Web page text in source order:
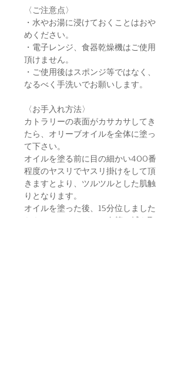
〈ご注意点〉
・水やお湯に浸けておくことはおや
めください。
・電子レンジ、食器乾燥機はご使用
頂けません。
・ご使用後はスポンジ等ではなく、
なるべく手洗いでお願いします。
〈お手入れ方法〉
カトラリーの表面がカサカサしてき
たら、オリーブオイルを全体に塗っ
て下さい。
オイルを塗る前に目の細かい400番
程度のヤスリでヤスリ掛けをして頂
きますとより、ツルツルとした肌触
りとなります。
オイルを塗った後、15分位しました
らキッチンペーパーや布等で拭き取